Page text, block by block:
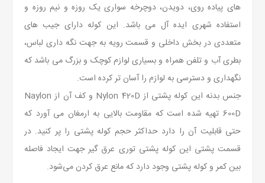
های پیاده روی، دویدن، دوچرخه سواری یک روزه و نیم روزه و
استفاده شهری ایده آل می باشد. این کوله دارای جیب های
متعددی در بخش داخلی و قسمت رویه به جهت نگه داری لباس،
بطری آب و تلفن همراه و بسیاری لوازم کوچک و بزرگ می باشد که
نگهداری و دسترسی به لوازم را آسان تر کرده است.
جنس بدنه این کوله پشتی از Nylon 420D و کف آن از Naylon
600D تهیه شده است که مقاومت بالایی به ارمغان می آورد که
حتی قابلیت آن را دارد حداکثر حجم کوله پشتی را پر کنید. در
قسمت پشتی این کوله پشتی توری عرق گیر جهت ایجاد فاصله
بین کمر و کوله پشتی وجود دارد که مانع عرق کردن می‌شود.